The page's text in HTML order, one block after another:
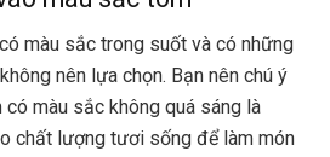
màu sắc trong suốt và có những
nên lựa chọn. Bạn nên chú ý
màu sắc không quá sáng là
chất lượng tươi sống để làm món